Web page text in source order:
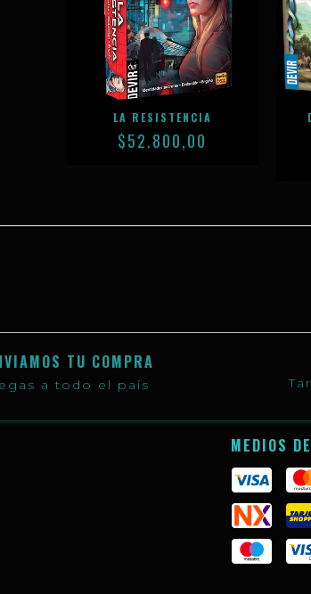
LA RESISTENCIA
$52.800,00
TU COMPRA
a todo el país
MEDIOS